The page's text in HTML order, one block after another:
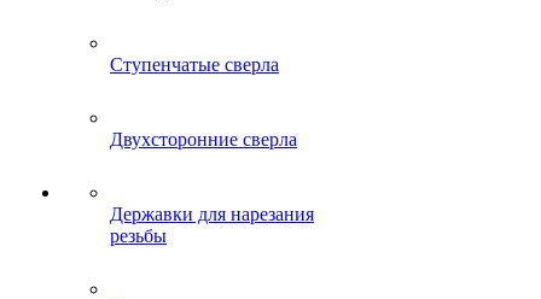
Ступенчатые сверла
Двухсторонние сверла
Державки для нарезания
резьбы